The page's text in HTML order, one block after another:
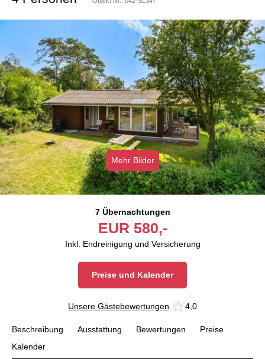
Mehr Bilder
7 Übernachtungen
EUR 580,-
Inkl. Endreinigung und Versicherung
Preise und Kalender
Unsere Gästebewertungen 4,0
Beschreibung Ausstattung Bewertungen
Preise
Kalender